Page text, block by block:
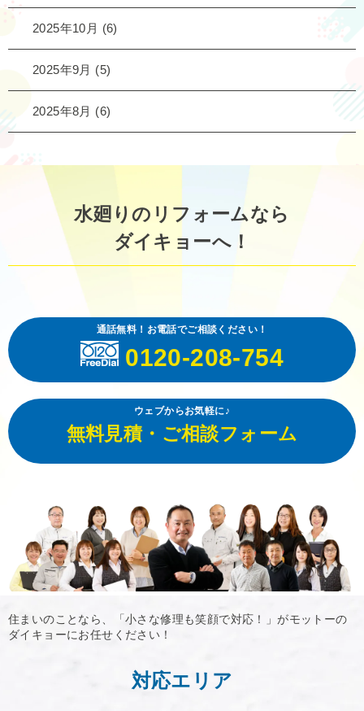
2025年10月 (6)
2025年9月 (5)
2025年8月 (6)
水廻りのリフォームなら
ダイキョーへ！
通話無料！お電話でご相談ください！
0120-208-754
ウェブからお気軽に♪
無料見積・ご相談フォーム
住まいのことなら、「小さな修理も笑顔で対応！」がモットーの
ダイキョーにお任せください！
対応エリア